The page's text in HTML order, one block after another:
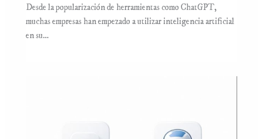
Desde la popularización de herramientas como ChatGPT,
muchas empresas han empezado a utilizar inteligencia artificial
en su…